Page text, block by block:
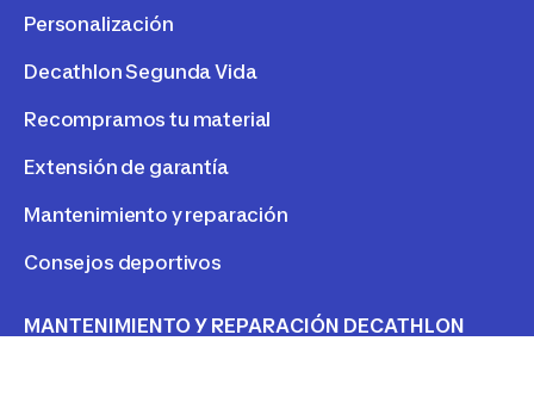
Personalización
Decathlon Segunda Vida
Recompramos tu material
Extensión de garantía
Mantenimiento y reparación
Consejos deportivos
MANTENIMIENTO Y REPARACIÓN DECATHLON